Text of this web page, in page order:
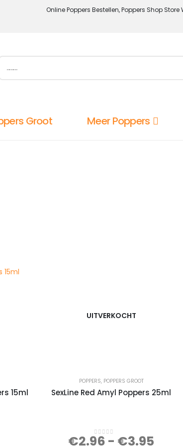
Online Poppers Bestellen, Poppers Shop Store
Groot Meer Poppers
15ml
UITVERKOCHT
POPPERS, POPPERS GROOT
SexLine Red Amyl Poppers 25ml
0 out of 5
€2.96 - €3.95